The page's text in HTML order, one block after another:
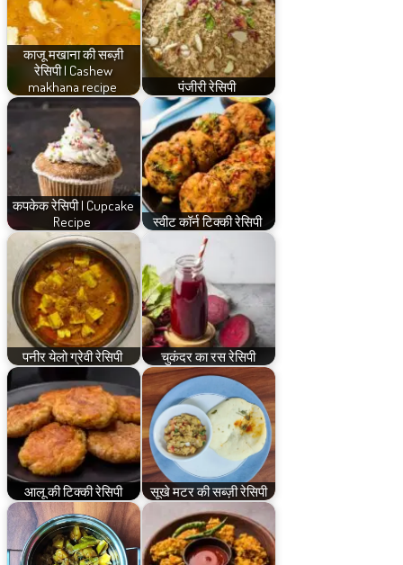
काजू मखाना की सब्ज़ी
रेसिपी | Cashew
makhana recipe
पंजीरी रेसिपी
कपकेक रेसिपी | Cupcake
Recipe
स्वीट कॉर्न टिक्की रेसिपी
पनीर येलो ग्रेवी रेसिपी चुकंदर का रस रेसिपी
आलू की टिक्की रेसिपी सूखे मटर की सब्ज़ी रेसिपी